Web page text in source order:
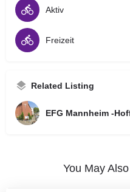
Aktiv
Freizeit
Related Listing
EFG Mannheim -
You May
Rudolstadter Weg 16